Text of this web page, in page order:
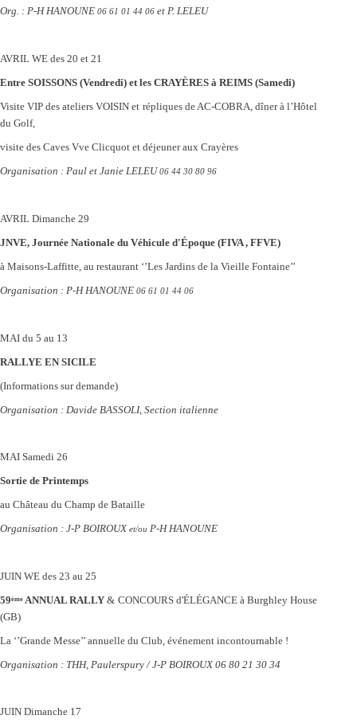
Org. : P-H HANOUNE 06 61 01 44 06 et P. LELEU
AVRIL WE des 20 et 21
Entre SOISSONS (Vendredi) et les CRAYÈRES à REIMS (Samedi)
Visite VIP des ateliers VOISIN et répliques de AC-COBRA, dîner à l’Hôtel
du Golf,
visite des Caves Vve Clicquot et déjeuner aux Crayères
Organisation : Paul et Janie LELEU06 44 30 80 96
AVRIL Dimanche 29
JNVE, Journée Nationale du Véhicule d'Époque (FIVA , FFVE)
à Maisons-Laffitte, au restaurant ‘’Les Jardins de la Vieille Fontaine’’
Organisation : P-H HANOUNE 06 61 01 44 06
MAI du 5 au 13
RALLYE EN SICILE
(Informations sur demande)
Organisation : Davide BASSOLI, Section italienne
MAI Samedi 26
Sortie de Printemps
au Château du Champ de Bataille
Organisation : J-P BOIROUX et/ou P-H HANOUNE
JUIN WE des 23 au 25
59ème ANNUAL RALLY& CONCOURS d'ÉLÉGANCE à Burghley House
(GB)
La ‘’Grande Messe’’ annuelle du Club, événement incontournable !
Organisation : THH, Paulerspury / J-P BOIROUX 06 80 21 30 34
JUIN Dimanche 17